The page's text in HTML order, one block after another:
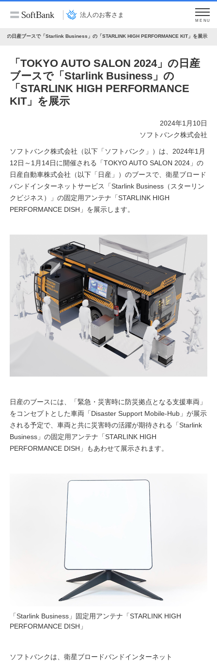
法人のお客さま
MENU
の日産ブースで「Starlink Business」の「STARLINK HIGH PERFORMANCE KIT」を展示
「TOKYO AUTO SALON 2024」の日産
ブースで「Starlink Business」の
「STARLINK HIGH PERFORMANCE
KIT」を展示
2024年1月10日
ソフトバンク株式会社
ソフトバンク株式会社（以下「ソフトバンク」）は、2024年1月
12日～1月14日に開催される「TOKYO AUTO SALON 2024」の
日産自動車株式会社（以下「日産」）のブースで、衛星ブロード
バンドインターネットサービス「Starlink Business（スターリン
クビジネス）」の固定用アンテナ「STARLINK HIGH
PERFORMANCE DISH」を展示します。
日産のブースには、「緊急・災害時に防災拠点となる支援車両」
をコンセプトとした車両「Disaster Support Mobile-Hub」が展示
される予定で、車両と共に災害時の活躍が期待される「Starlink
Business」の固定用アンテナ「STARLINK HIGH
PERFORMANCE DISH」もあわせて展示されます。
「Starlink Business」固定用アンテナ「STARLINK HIGH
PERFORMANCE DISH」
ソフトバンクは、衛星ブロードバンドインターネット